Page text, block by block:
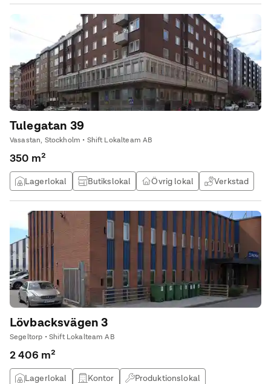
Tulegatan 39
Vasastan, Stockholm • Shift Lokalteam AB
350 m²
Lagerlokal Butikslokal Övrig lokal Verkstad
Lövbacksvägen 3
Segeltorp • Shift Lokalteam AB
2 406 m²
Lagerlokal Kontor
Produktionslokal